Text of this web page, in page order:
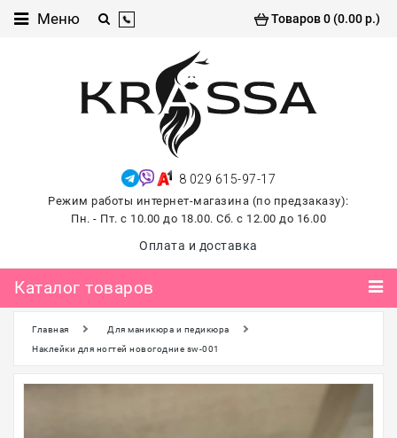
Меню Товаров 0 (0.00 р.)
8 029 615-97-17
Режим работы интернет-магазина (по предзаказу):
Пн. - Пт. с 10.00 до 18.00. Сб. с 12.00 до 16.00
Оплата и доставка
Каталог товаров
Каталог
и
педикюра
Для
наращивания и
ресниц
Главная
Для маникюра и педикюра
Наклейки для ногтей новогодние sw-001